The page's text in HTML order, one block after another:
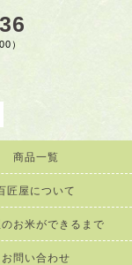
）
商品一覧
匠屋について
お米ができるまで
お問い合わせ